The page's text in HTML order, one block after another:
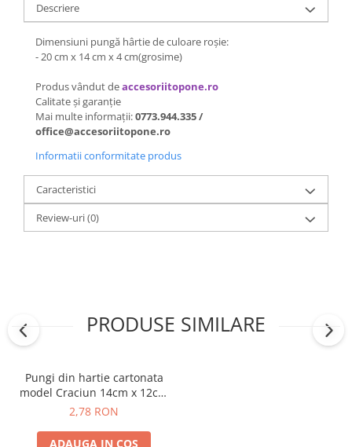
Descriere
Dimensiuni pungă hârtie de culoare roșie:
- 20 cm x 14 cm x 4 cm(grosime)
Produs vândut deaccesoriitopone.ro
Calitate și garanție
Mai multe informații:0773.944.335 /
office@accesoriitopone.ro
Informatii conformitate produs
Caracteristici
Review-uri(0)
PRODUSE SIMILARE
Pungi din hartie cartonata
model Craciun 14cm x 12cm
x 6cm
2,78 RON
ADAUGA IN COS